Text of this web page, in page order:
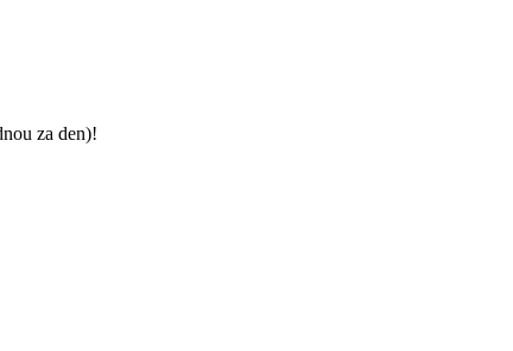
za den)!